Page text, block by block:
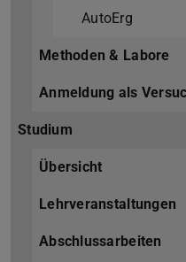
AutoErg
Methoden & Labore
Anmeldung als
Studium
Übersicht
Lehrveranstaltungen
Abschlussarbeiten